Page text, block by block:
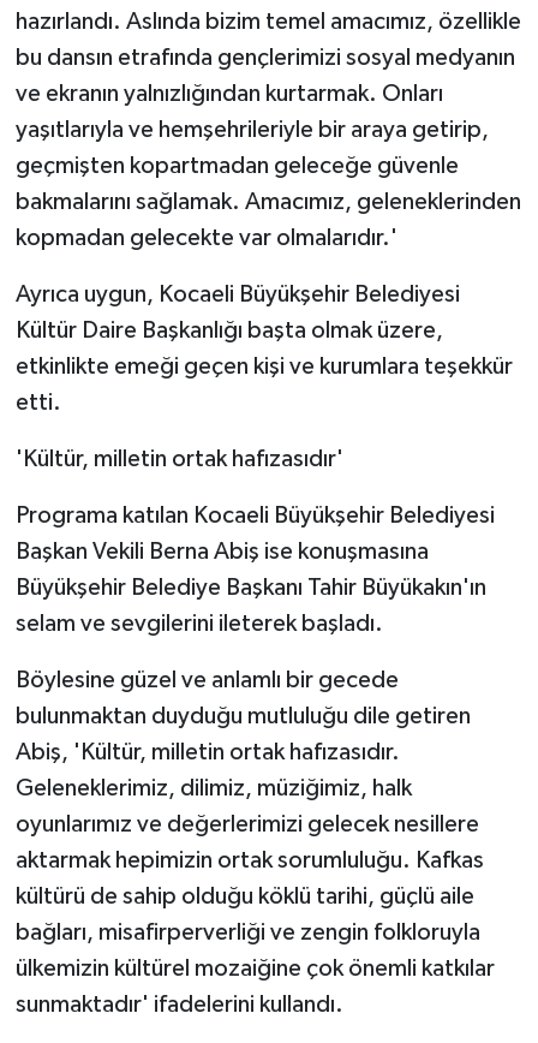
hazırlandı. Aslında bizim temel amacımız, özellikle
bu dansın etrafında gençlerimizi sosyal medyanın
ve ekranın yalnızlığından kurtarmak. Onları
yaşıtlarıyla ve hemşehrileriyle bir araya getirip,
geçmişten kopartmadan geleceğe güvenle
bakmalarını sağlamak. Amacımız, geleneklerinden
kopmadan gelecekte var olmalarıdır.'
Ayrıca uygun, Kocaeli Büyükşehir Belediyesi
Kültür Daire Başkanlığı başta olmak üzere,
etkinlikte emeği geçen kişi ve kurumlara teşekkür
etti.
'Kültür, milletin ortak hafızasıdır'
Programa katılan Kocaeli Büyükşehir Belediyesi
Başkan Vekili Berna Abiş ise konuşmasına
Büyükşehir Belediye Başkanı Tahir Büyükakın'ın
selam ve sevgilerini ileterek başladı.
Böylesine güzel ve anlamlı bir gecede
bulunmaktan duyduğu mutluluğu dile getiren
Abiş, 'Kültür, milletin ortak hafızasıdır.
Geleneklerimiz, dilimiz, müziğimiz, halk
oyunlarımız ve değerlerimizi gelecek nesillere
aktarmak hepimizin ortak sorumluluğu. Kafkas
kültürü de sahip olduğu köklü tarihi, güçlü aile
bağları, misafirperverliği ve zengin folkloruyla
ülkemizin kültürel mozaiğine çok önemli katkılar
sunmaktadır' ifadelerini kullandı.